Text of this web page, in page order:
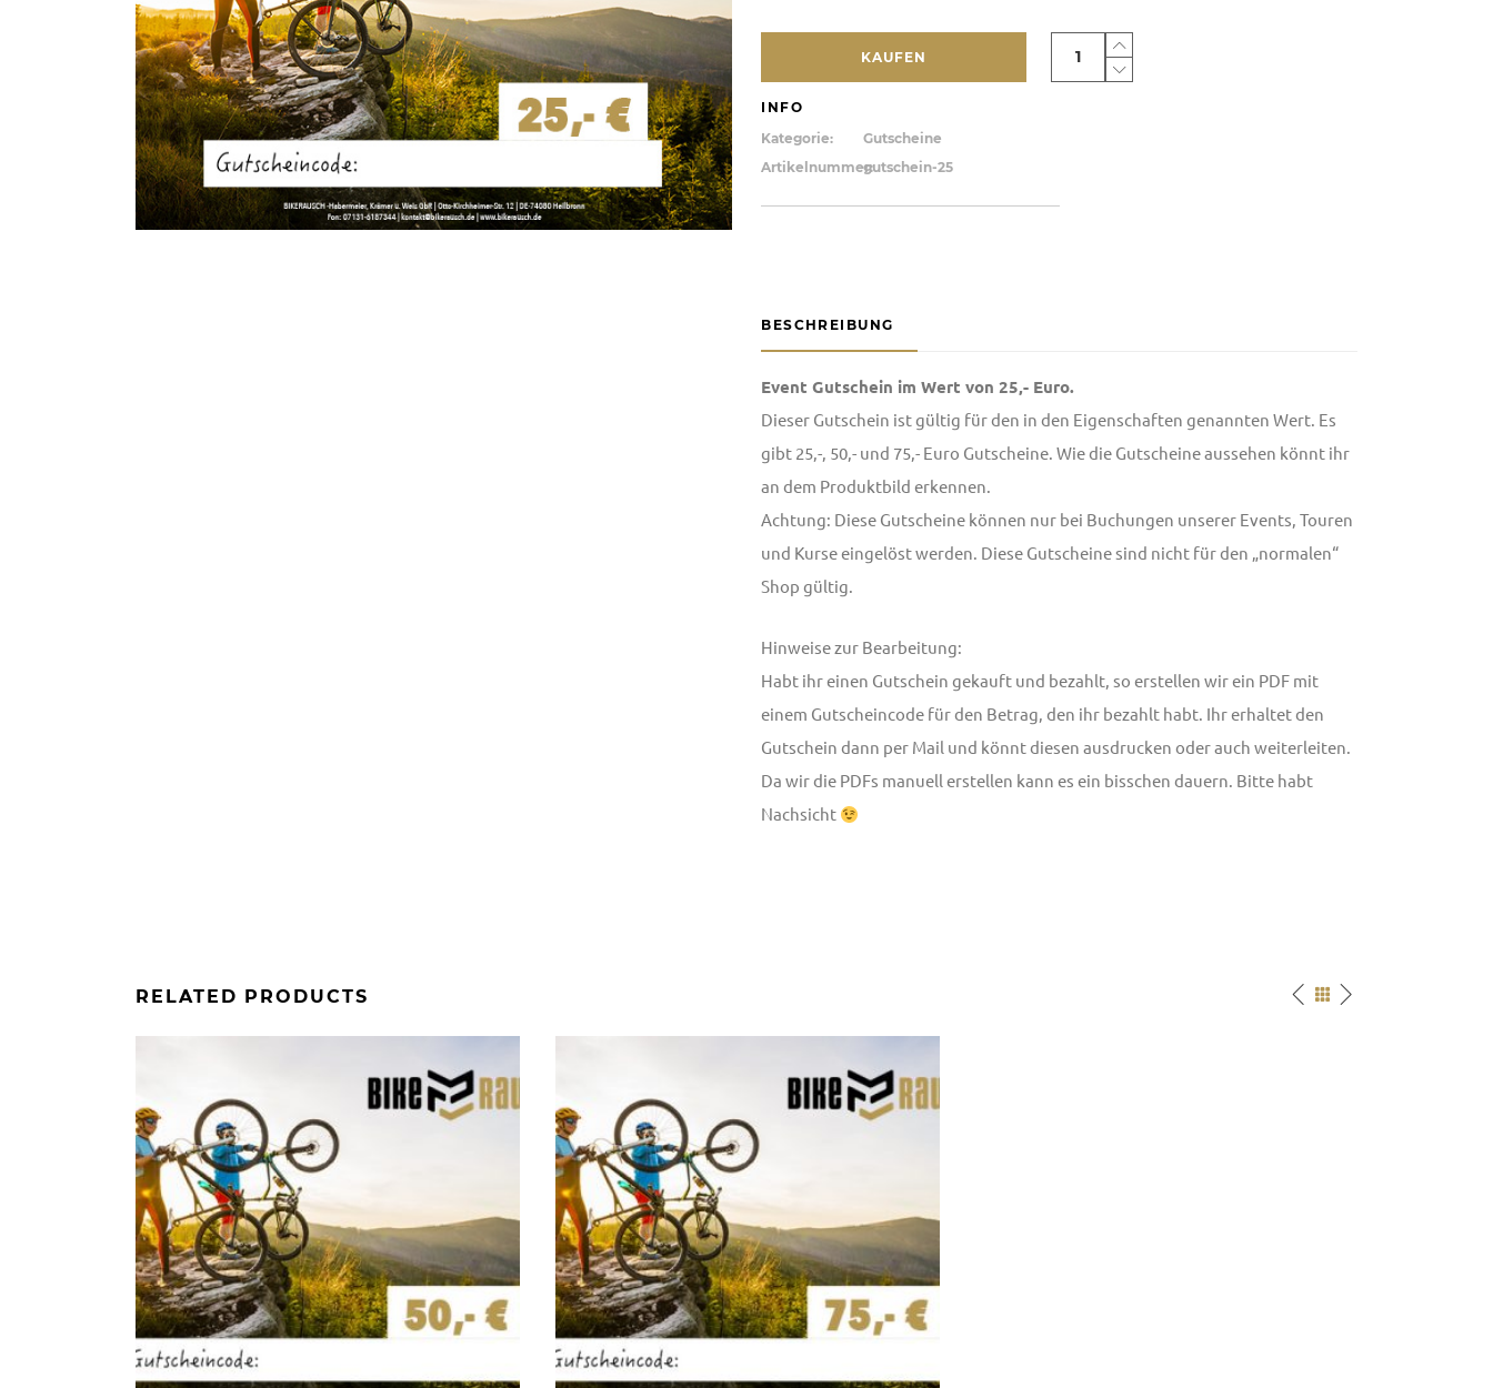
BIKERAUSCH
KAUFEN
INFO
Kategorie:
Gutscheine
Artikelnummer:gutschein-25
BESCHREIBUNG
Event Gutschein im Wert von 25,- Euro.
Dieser Gutschein ist gültig für den in den Eigenschaften genannten Wert. Es
gibt 25,-, 50,- und 75,- Euro Gutscheine. Wie die Gutscheine aussehen könnt ihr
an dem Produktbild erkennen.
Achtung: Diese Gutscheine können nur bei Buchungen unserer Events, Touren
und Kurse eingelöst werden. Diese Gutscheine sind nicht für den „normalen“
Shop gültig.
Hinweise zur Bearbeitung:
Habt ihr einen Gutschein gekauft und bezahlt, so erstellen wir ein PDF mit
einem Gutscheincode für den Betrag, den ihr bezahlt habt. Ihr erhaltet den
Gutschein dann per Mail und könnt diesen ausdrucken oder auch weiterleiten.
Da wir die PDFs manuell erstellen kann es ein bisschen dauern. Bitte habt
Nachsicht
RELATED PRODUCTS